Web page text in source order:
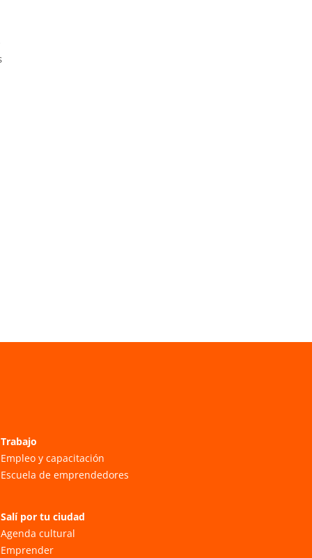
Trabajo
Empleo y capacitación
Escuela de emprendedores
Salí por tu ciudad
Agenda cultural
Emprender